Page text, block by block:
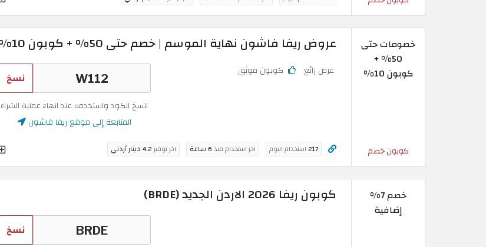
خصومات حتى
50% +
كوبون 10%
كوبون خصم
عروض ريفا فاشون نهاية الموسم | خصم حتى 50% + كوبون 10%
عرض رائع كوبون موثق نسخ
انسخ الكود واستخدمه عند انهاء عملية الشراء
المتابعة إلى موقع ريفا فاشون
217استخدام اليوم اخر استخدام منذ6 ساعة اخر توفير4.2 دينار أردني
خصم 7%
إضافية
كوبون ريفا 2026 الاردن الجديد (BRDE)
نسخ